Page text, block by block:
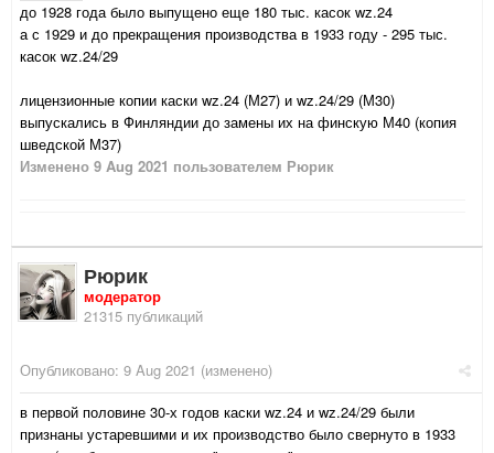
до 1928 года было выпущено еще 180 тыс. касок wz.24
а с 1929 и до прекращения производства в 1933 году - 295 тыс.
касок wz.24/29
лицензионные копии каски wz.24 (М27) и wz.24/29 (М30)
выпускались в Финляндии до замены их на финскую М40 (копия
шведской М37)
Изменено 9 Aug 2021 пользователем Рюрик
Рюрик
модератор
21315 публикаций
Опубликовано: 9 Aug 2021 (изменено)
в первой половине 30-х годов каски wz.24 и wz.24/29 были
признаны устаревшими и их производство было свернуто в 1933